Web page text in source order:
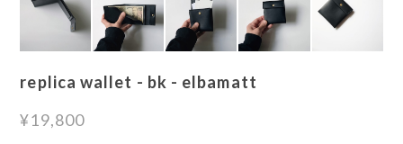
replica wallet - bk - elbamatt
¥19,800